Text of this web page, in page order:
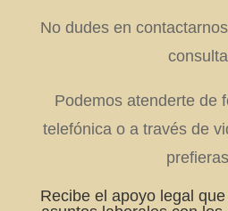
No dudes en
Podemos atenderte de
telefónica o a través de
Recibe el apoyo legal